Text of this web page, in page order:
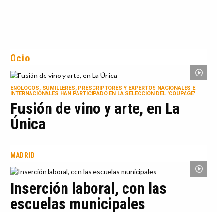
Ocio
ENÓLOGOS, SUMILLERES, PRESCRIPTORES Y EXPERTOS NACIONALES E
INTERNACIONALES HAN PARTICIPADO EN LA SELECCIÓN DEL 'COUPAGE'
Fusión de vino y arte, en La
Única
MADRID
Inserción laboral, con las
escuelas municipales